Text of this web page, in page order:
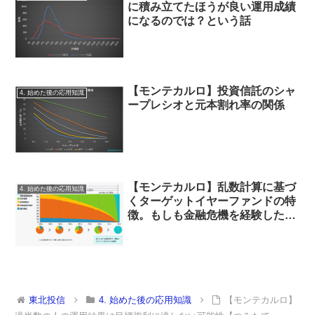
に積み立てたほうが良い運用成績
になるのでは？という話
4. 始めた後の応用知識
【モンテカルロ】投資信託のシャ
ープレシオと元本割れ率の関係
4. 始めた後の応用知識
【モンテカルロ】乱数計算に基づ
くターゲットイヤーファンドの特
徴。もしも金融危機を経験した
東北投信 4. 始めた後の応用知識
【モンテカルロ】